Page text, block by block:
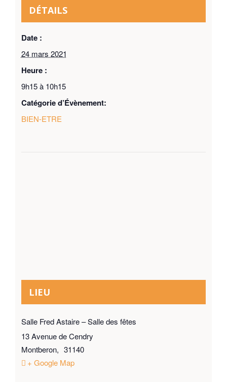
DÉTAILS
Date :
24 mars 2021
Heure :
9h15 à 10h15
Catégorie d’Évènement:
BIEN-ETRE
LIEU
Salle Fred Astaire – Salle des fêtes
13 Avenue de Cendry
Montberon, 31140
+ Google Map